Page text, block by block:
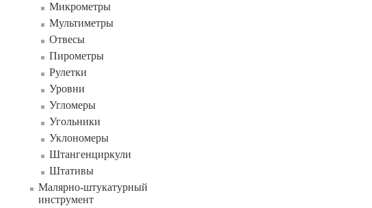
Микрометры
Мультиметры
Отвесы
Пирометры
Рулетки
Уровни
Угломеры
Угольники
Уклономеры
Штангенциркули
Штативы
Малярно-штукатурный
инструмент